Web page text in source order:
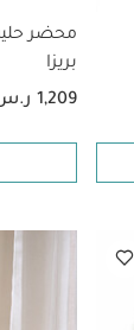
محضر
بريزا
1,209 ر.س